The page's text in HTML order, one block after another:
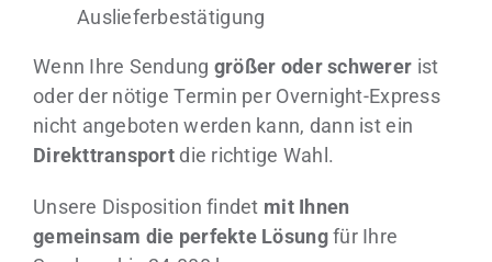
Auslieferbestätigung
Wenn Ihre Sendung größer oder schwerer ist
oder der nötige Termin per Overnight-Express
nicht angeboten werden kann, dann ist ein
Direkttransport die richtige Wahl.
Unsere Disposition findet mit Ihnen
gemeinsam die perfekte Lösungfür Ihre